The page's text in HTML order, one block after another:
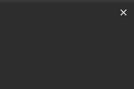
di Milano • Powered by
×